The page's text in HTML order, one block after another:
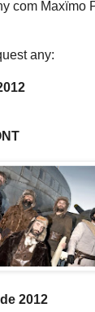
com Maxïmo
any:
2012